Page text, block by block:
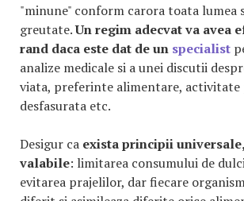
"minune" conform carora toata lumea
greutate.Un regim adecvat va avea
rand daca este dat de un specialist
analize medicale si a unei discutii
viata, preferinte alimentare, activitate
desfasurata etc.
Desigur ca exista principii
valabile: limitarea consumului de
evitarea prajelilor, dar fiecare